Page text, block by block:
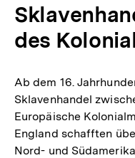
des
Ab dem 16.
Sklavenhandel
Europäische
England schafften
Nord- und